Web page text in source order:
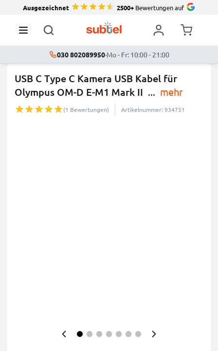
Ausgezeichnet 2500+Bewertungen auf
030 802089950·Mo - Fr: 10:00 - 21:00
USB C Type C Kamera USB Kabel für
Olympus OM-D E-M1 Mark II ... mehr
(1 Bewertungen) Artikelnummer: 934751